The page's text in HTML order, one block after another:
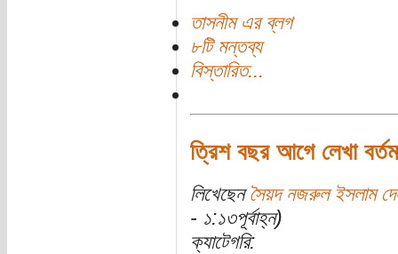
তাসনীম এর ব্লগ
৮টি মন্তব্য
বিস্তারিত...
ত্রিশ বছর আগে লেখা
লিখেছেনসৈয়দ নজরুল ইসলাম
- ১:১৩পূর্বাহ্ন)
ক্যাটেগরি: